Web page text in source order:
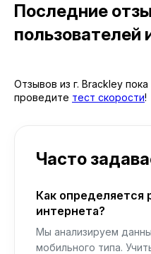
Последние
пользователей
Отзывов из г. Brackley
проведите тест скорости!
Часто
Как определяется
интернета?
Мы анализируем
мобильного типа.